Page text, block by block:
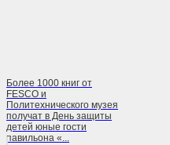
Более 1000 книг от
FESCO и
Политехнического музея
получат в День защиты
детей юные гости
павильона «...